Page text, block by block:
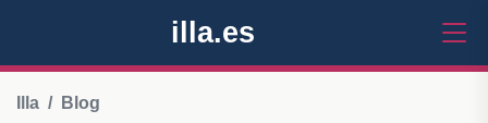
illa.es
Illa Blog